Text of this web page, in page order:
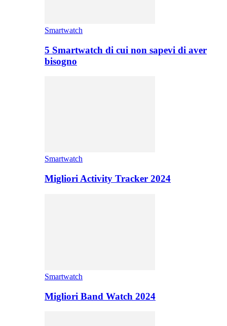
Smartwatch
5 Smartwatch di cui non sapevi di aver
bisogno
Smartwatch
Migliori Activity Tracker 2024
Smartwatch
Migliori Band Watch 2024